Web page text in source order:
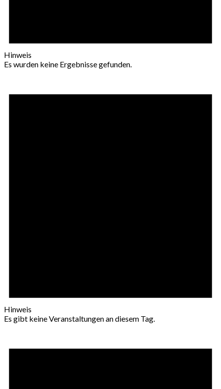
Hinweis
Es wurden keine Ergebnisse gefunden.
Hinweis
Es gibt keine Veranstaltungen an diesem Tag.